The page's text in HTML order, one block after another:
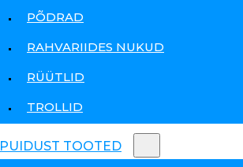
PÕDRAD
RAHVARIIDES NUKUD
RÜÜTLID
TROLLID
PUIDUST TOOTED